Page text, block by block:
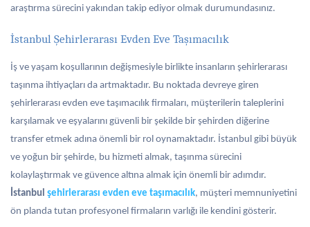
araştırma sürecini yakından takip ediyor olmak durumundasınız.
İstanbul Şehirlerarası Evden Eve Taşımacılık
İş ve yaşam koşullarının değişmesiyle birlikte insanların şehirlerarası
taşınma ihtiyaçları da artmaktadır. Bu noktada devreye giren
şehirlerarası evden eve taşımacılık firmaları, müşterilerin taleplerini
karşılamak ve eşyalarını güvenli bir şekilde bir şehirden diğerine
transfer etmek adına önemli bir rol oynamaktadır. İstanbul gibi büyük
ve yoğun bir şehirde, bu hizmeti almak, taşınma sürecini
kolaylaştırmak ve güvence altına almak için önemli bir adımdır.
İstanbul şehirlerarası evden eve taşımacılık, müşteri memnuniyetini
ön planda tutan profesyonel firmaların varlığı ile kendini gösterir.